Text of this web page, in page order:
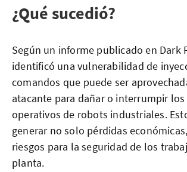
¿Qué sucedió?
Según un informe publicado en Dark
identificó una vulnerabilidad de
comandos que puede ser
atacante para dañar o interrumpir los
operativos de robots industriales.
generar no solo pérdidas
riesgos para la seguridad de los
planta.